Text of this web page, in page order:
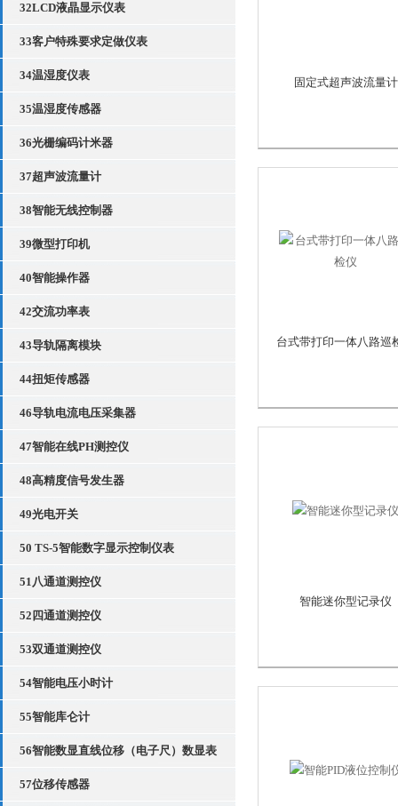
32LCD液晶显示仪表
33客户特殊要求定做仪表
34温湿度仪表
35温湿度传感器
36光栅编码计米器
37超声波流量计
38智能无线控制器
39微型打印机
40智能操作器
42交流功率表
43导轨隔离模块
44扭矩传感器
46导轨电流电压采集器
47智能在线PH测控仪
48高精度信号发生器
49光电开关
50 TS-5智能数字显示控制仪表
51八通道测控仪
52四通道测控仪
53双通道测控仪
54智能电压小时计
55智能库仑计
56智能数显直线位移（电子尺）数显表
57位移传感器
固定式超声波流量计
台式带打印一体八路巡
智能迷你型记录仪